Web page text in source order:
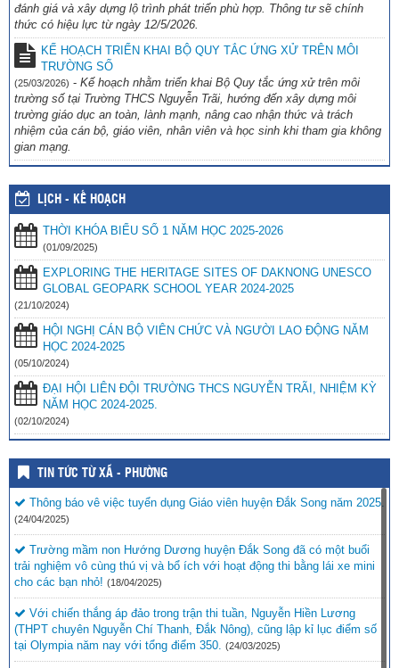
đánh giá và xây dựng lộ trình phát triển phù hợp. Thông tư sẽ chính
thức có hiệu lực từ ngày 12/5/2026.
KẾ HOẠCH TRIỂN KHAI BỘ QUY TẮC ỨNG XỬ TRÊN MÔI
TRƯỜNG SỐ
(25/03/2026) - Kế hoạch nhằm triển khai Bộ Quy tắc ứng xử trên môi
trường số tại Trường THCS Nguyễn Trãi, hướng đến xây dựng môi
trường giáo dục an toàn, lành mạnh, nâng cao nhận thức và trách
nhiệm của cán bộ, giáo viên, nhân viên và học sinh khi tham gia không
gian mạng.
LỊCH - KẾ HOẠCH
THỜI KHÓA BIỂU SỐ 1 NĂM HỌC 2025-2026
(01/09/2025)
EXPLORING THE HERITAGE SITES OF DAKNONG UNESCO
GLOBAL GEOPARK SCHOOL YEAR 2024-2025
(21/10/2024)
HỘI NGHỊ CÁN BỘ VIÊN CHỨC VÀ NGƯỜI LAO ĐỘNG NĂM
HỌC 2024-2025
(05/10/2024)
ĐẠI HỘI LIÊN ĐỘI TRƯỜNG THCS NGUYỄN TRÃI, NHIỆM KỲ
NĂM HỌC 2024-2025.
(02/10/2024)
TIN TỨC TỪ XÃ - PHƯỜNG
Thông báo vê việc tuyển dụng Giáo viên huyện Đắk Song năm 2025.
(24/04/2025)
Trường mầm non Hướng Dương huyện Đắk Song đã có một buổi
trải nghiệm vô cùng thú vị và bổ ích với hoạt động thi bằng lái xe mini
cho các bạn nhỏ! (18/04/2025)
Với chiến thắng áp đảo trong trận thi tuần, Nguyễn Hiền Lương
(THPT chuyên Nguyễn Chí Thanh, Đắk Nông), cũng lập kỉ lục điểm số
tại Olympia năm nay với tổng điểm 350.
(24/03/2025)